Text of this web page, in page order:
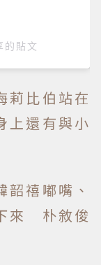
的貼文
莉比伯站在
還有與小
禧嘟嘴、
來 朴敘俊